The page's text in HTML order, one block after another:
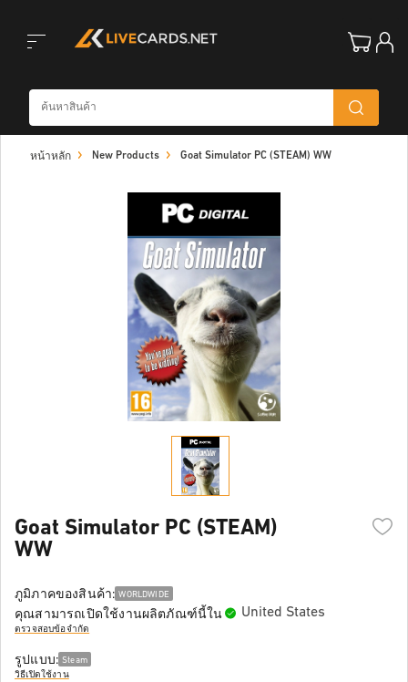
หน้าหลัก New Products Goat Simulator PC (STEAM) WW
Goat Simulator PC (STEAM)
WW
ภูมิภาคของสินค้า: WORLDWIDE
คุณสามารถเปิดใช้งานผลิตภัณฑ์นี้ใน United States
ตรวจสอบข้อจำกัด
รูปแบบ: Steam
วิธีเปิดใช้งาน